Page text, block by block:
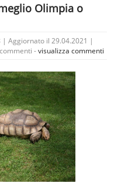
Olimpia o
| Aggiornato il 29.04.2021 |
-visualizza commenti